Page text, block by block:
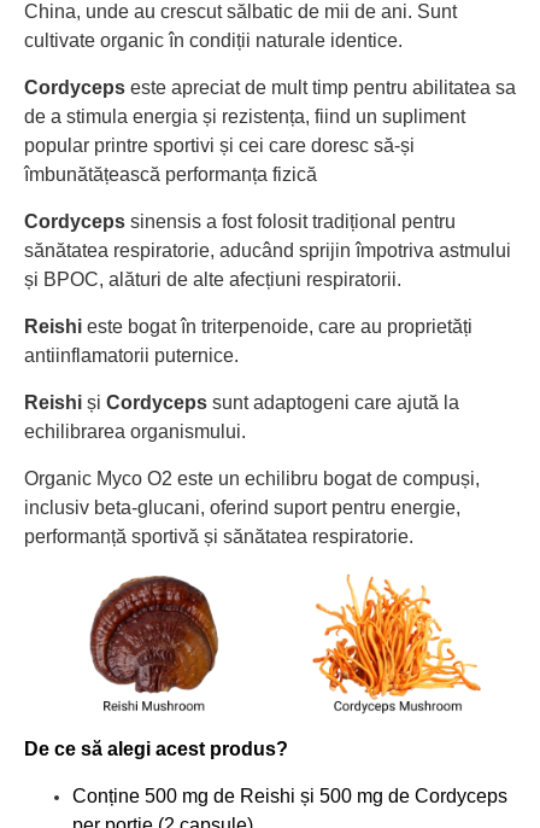
China, unde au crescut sălbatic de mii de ani. Sunt
cultivate organic în condiții naturale identice.
Cordyceps este apreciat de mult timp pentru abilitatea sa
de a stimula energia și rezistența, fiind un supliment
popular printre sportivi și cei care doresc să-și
îmbunătățească performanța fizică
Cordyceps sinensis a fost folosit tradițional pentru
sănătatea respiratorie, aducând sprijin împotriva astmului
și BPOC, alături de alte afecțiuni respiratorii.
Reishi este bogat în triterpenoide, care au proprietăți
antiinflamatorii puternice.
Reishi și Cordyceps sunt adaptogeni care ajută la
echilibrarea organismului.
Organic Myco O2 este un echilibru bogat de compuși,
inclusiv beta-glucani, oferind suport pentru energie,
performanță sportivă și sănătatea respiratorie.
De ce să alegi acest produs?
Conține 500 mg de Reishi și 500 mg de Cordyceps